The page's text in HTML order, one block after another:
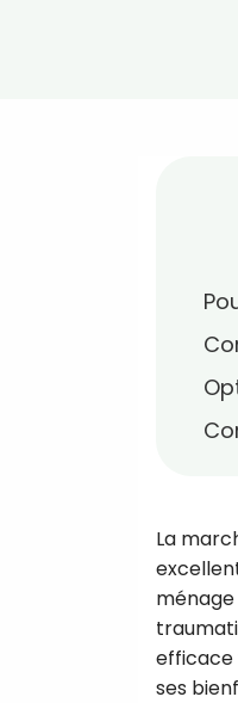
La
efficace
ses